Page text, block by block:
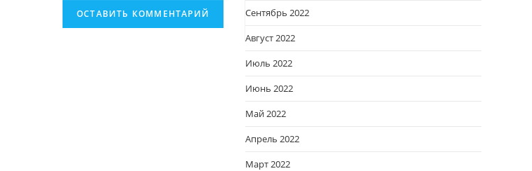
Сентябрь 2022
Август 2022
Июль 2022
Июнь 2022
Май 2022
Апрель 2022
Март 2022